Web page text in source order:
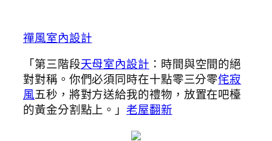
禪風室內設計
「第三階段天母室內設計 ：時間與空間的絕
對對稱。你們必須同時在十點零三分零侘寂
風五秒，將對方送給我的禮物，放置在吧檯
的黃金分割點上。」 老屋翻新